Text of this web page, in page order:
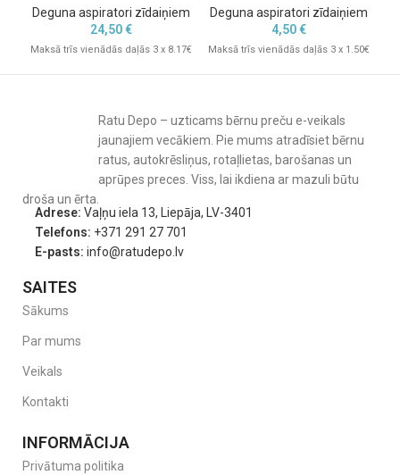
Deguna aspiratori zīdaiņiem
24,50€
Maksā trīs vienādās daļās 3 x 8.17€
Deguna aspiratori zīdaiņiem
4,50€
Maksā trīs vienādās daļās 3 x 1.50€
Ratu Depo – uzticams bērnu preču e-veikals
jaunajiem vecākiem. Pie mums atradīsiet bērnu
ratus, autokrēsliņus, rotaļlietas, barošanas un
aprūpes preces. Viss, lai ikdiena ar mazuli būtu
droša un ērta.
Adrese: Vaļņu iela 13, Liepāja, LV-3401
Telefons: +371 291 27 701
E-pasts: info@ratudepo.lv
SAITES
Sākums
Par mums
Veikals
Kontakti
INFORMĀCIJA
Privātuma politika